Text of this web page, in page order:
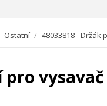
Ostatní / 48033818 -
pro